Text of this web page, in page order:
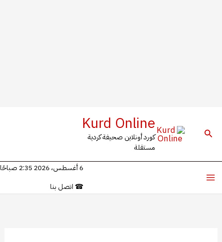
البحث Kurd Online
كورد أونلاين صحيفة كردية
مستقلة
6 أغسطس، 2026 2:35 صباحًا
☎ اتصل بنا